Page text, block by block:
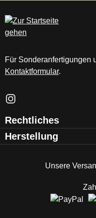
Für Sonderanfertigungen
Kontaktformular.
Schau auf Instagram
Rechtliches
Herstellung
Unsere